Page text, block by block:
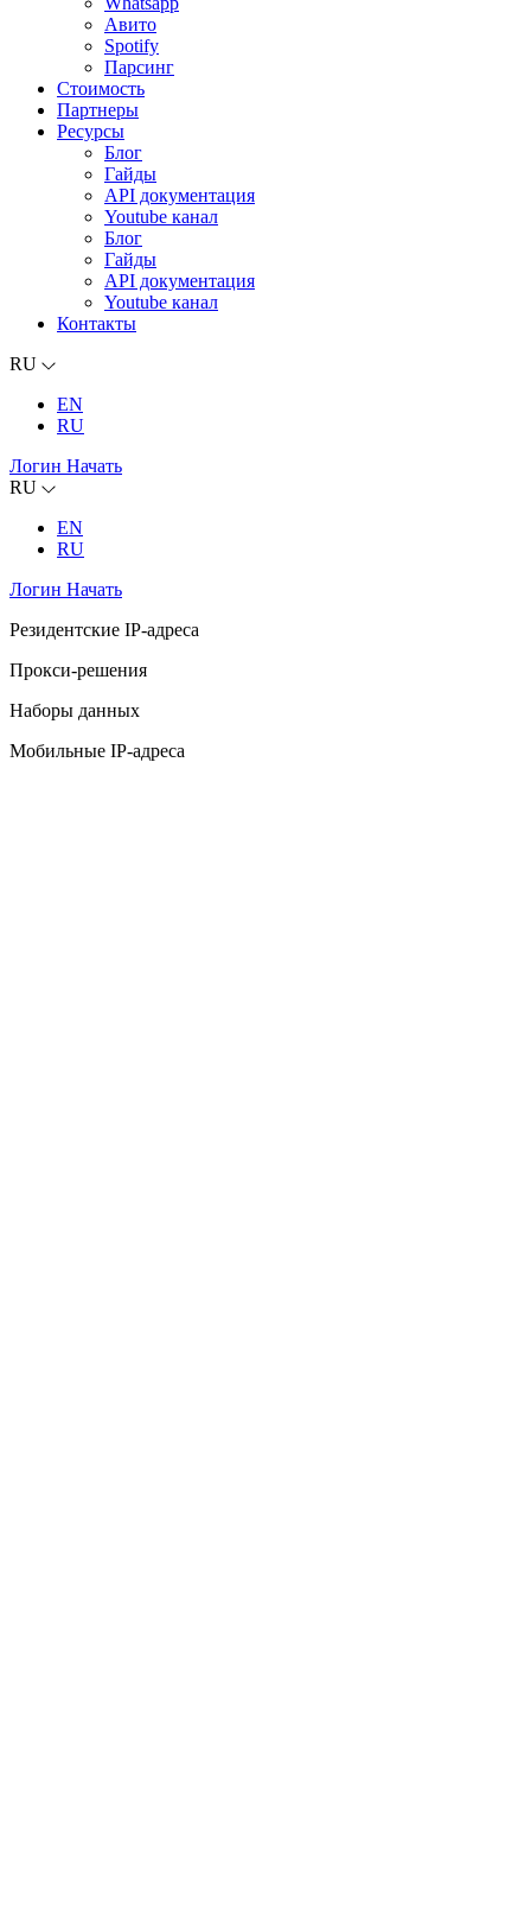
Авито
Spotify
Парсинг
Стоимость
Партнеры
Ресурсы
Блог
Гайды
API документация
Youtube канал
Блог
Гайды
API документация
Youtube канал
Контакты
RU
EN
RU
Логин Начать
RU
EN
RU
Логин Начать
Резидентские IP-адреса
Прокси-решения
Наборы данных
Мобильные IP-адреса